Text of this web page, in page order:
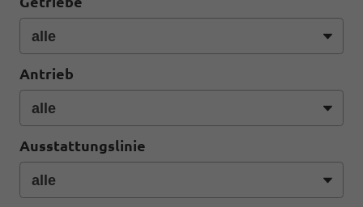
Antrieb
Ausstattungslinie